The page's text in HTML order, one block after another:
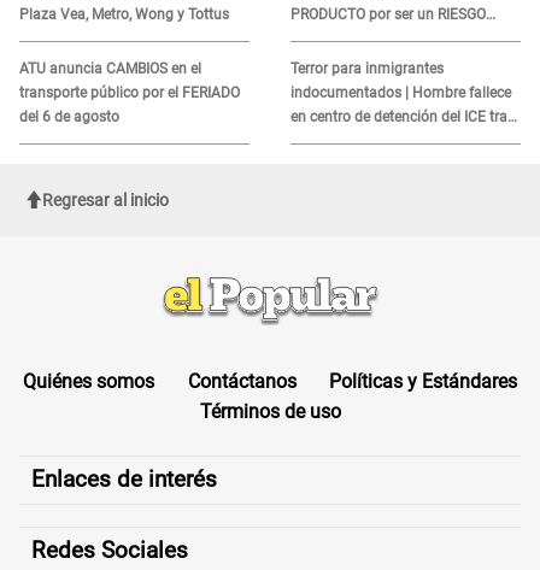
Plaza Vea, Metro, Wong y Tottus
ATU anuncia CAMBIOS en el
transporte público por el FERIADO
del 6 de agosto
PRODUCTO por ser un RIESGO
MORTAL para consumidores: ¿Cuál
es?
Terror para inmigrantes
indocumentados | Hombre fallece
en centro de detención del ICE tras
sufrir una "emergencia médica"
Regresar al inicio
Quiénes somos Contáctanos
Políticas y Estándares
Términos de uso
Enlaces de interés
Redes Sociales